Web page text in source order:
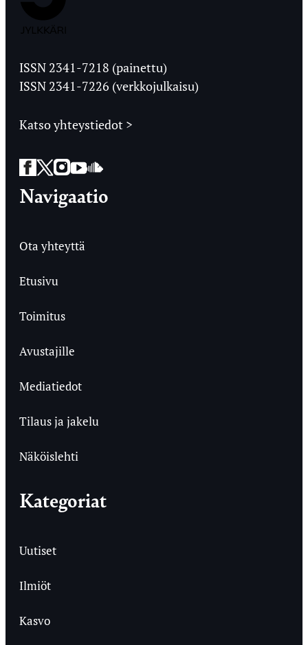
Ylioppilaslehti
ISSN 2341-7218 (painettu)
ISSN 2341-7226 (verkkojulkaisu)
Katso yhteystiedot >
Facebook
Twitter
Instagram
YouTube
SoundCloud
Navigaatio
Ota yhteyttä
Etusivu
Toimitus
Avustajille
Mediatiedot
Tilaus ja jakelu
Näköislehti
Kategoriat
Uutiset
Ilmiöt
Kasvo